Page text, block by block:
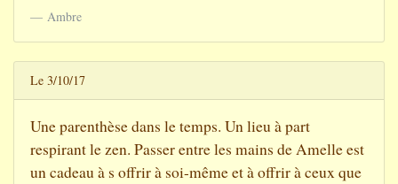
Ambre
Le 3/10/17
Une parenthèse dans le temps. Un lieu à part
respirant le zen. Passer entre les mains de Amelle est
un cadeau à s offrir à soi-même et à offrir à ceux que